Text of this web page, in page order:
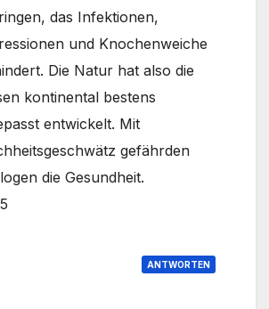
das Infektionen,
und Knochenweiche
Die Natur hat also die
kontinental bestens
entwickelt. Mit
gefährden
die Gesundheit.
ANTWORTEN